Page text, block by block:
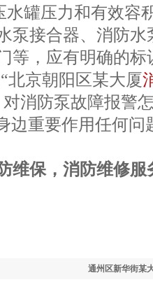
罐压力和有效容
接合器、消防水
等，应有明确的标
京朝阳区某大厦
消防泵故障报警
边重要作用任何
维保，消防维修服
通州区新华街某